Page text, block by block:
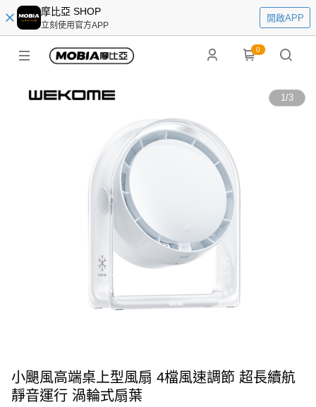
摩比亞 SHOP
立刻使用官方APP
開啟APP
0
1/3
小颶風高端桌上型風扇 4檔風速調節 超長續航
靜音運行 渦輪式扇葉